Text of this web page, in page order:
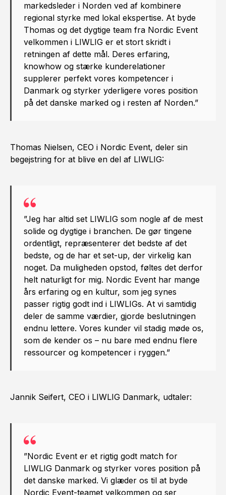
markedsleder i Norden ved af kombinere
regional styrke med lokal ekspertise. At byde
Thomas og det dygtige team fra Nordic Event
velkommen i LIWLIG er et stort skridt i
retningen af dette mål. Deres erfaring,
knowhow og stærke kunderelationer
supplerer perfekt vores kompetencer i
Danmark og styrker yderligere vores position
på det danske marked og i resten af Norden.”
Thomas Nielsen, CEO i Nordic Event, deler sin
begejstring for at blive en del af LIWLIG:
”Jeg har altid set LIWLIG som nogle af de mest
solide og dygtige i branchen. De gør tingene
ordentligt, repræsenterer det bedste af det
bedste, og de har et set-up, der virkelig kan
noget. Da muligheden opstod, føltes det derfor
helt naturligt for mig. Nordic Event har mange
års erfaring og en kultur, som jeg synes
passer rigtig godt ind i LIWLIGs. At vi samtidig
deler de samme værdier, gjorde beslutningen
endnu lettere. Vores kunder vil stadig møde os,
som de kender os – nu bare med endnu flere
ressourcer og kompetencer i ryggen.”
Jannik Seifert, CEO i LIWLIG Danmark, udtaler:
”Nordic Event er et rigtig godt match for
LIWLIG Danmark og styrker vores position på
det danske marked. Vi glæder os til at byde
Nordic Event-teamet velkommen og ser